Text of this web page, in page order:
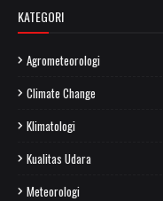
KATEGORI
Agrometeorologi
Climate Change
Klimatologi
Kualitas Udara
Meteorologi